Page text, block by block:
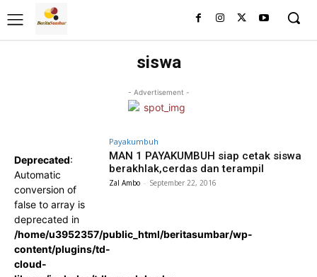
siswa
- Advertisement -
Deprecated:
Automatic
conversion of
false to array is
deprecated in
/home/u3952357/public_html/beritasumbar/wp-
content/plugins/td-
cloud-
Payakumbuh
MAN 1 PAYAKUMBUH siap cetak siswa
berakhlak,cerdas dan terampil
Zal Ambo - September 22, 2016